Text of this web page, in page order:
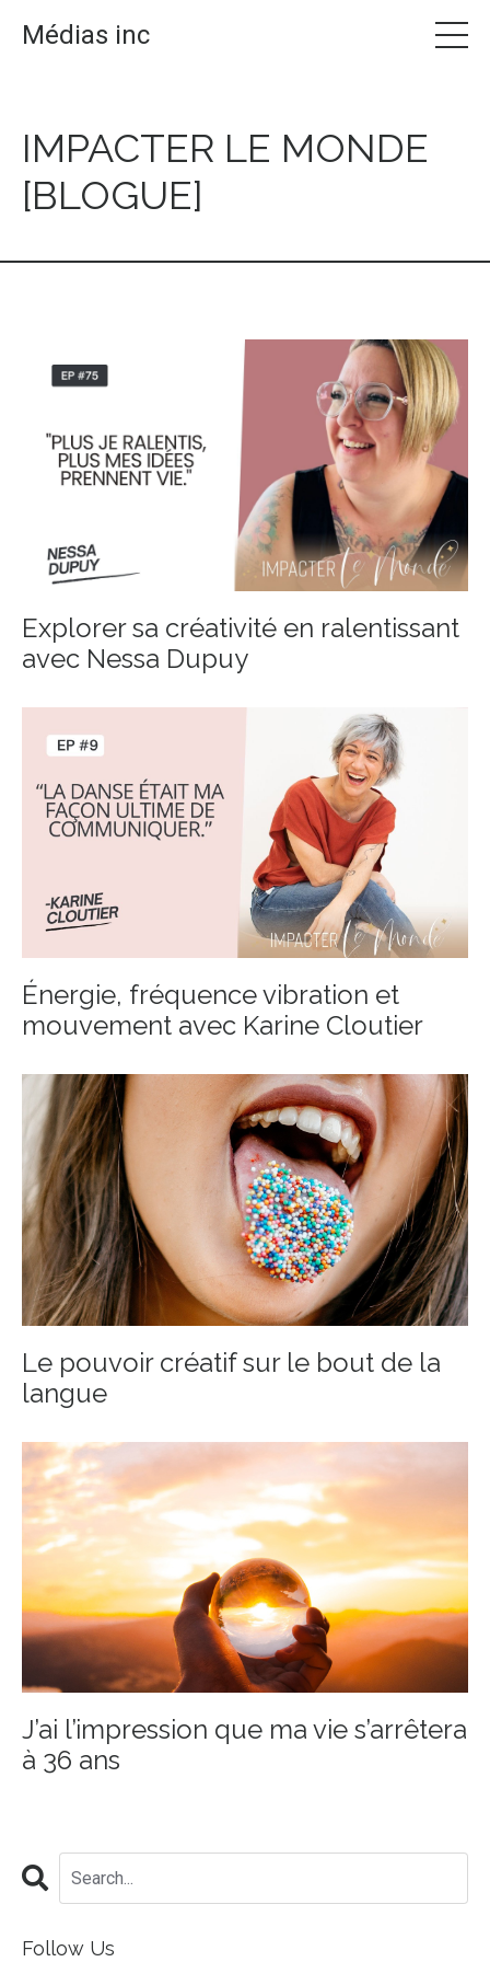
Médias inc
IMPACTER LE MONDE
[BLOGUE]
Explorer sa créativité en ralentissant
avec Nessa Dupuy
Énergie, fréquence vibration et
mouvement avec Karine Cloutier
Le pouvoir créatif sur le bout de la
langue
J’ai l’impression que ma vie s’arrêtera
à 36 ans
Follow Us